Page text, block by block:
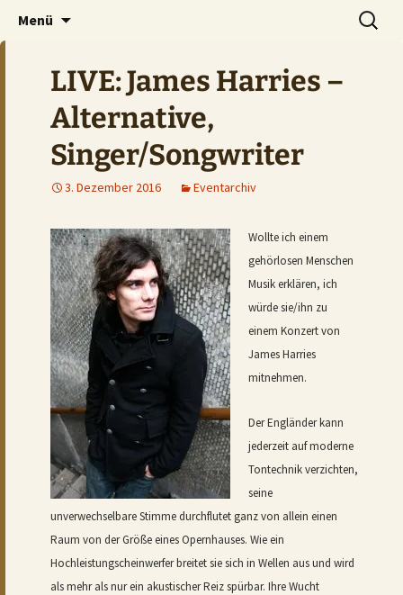
DOMHAN
Der Pub auf dem Ölberg
Menü
Suchen
nach:
LIVE: James Harries –
Alternative,
Singer/Songwriter
3. Dezember 2016 Eventarchiv
Wollte ich einem
gehörlosen Menschen
Musik erklären, ich
würde sie/ihn zu
einem Konzert von
James Harries
mitnehmen.
Der Engländer kann
jederzeit auf moderne
Tontechnik verzichten,
seine
unverwechselbare Stimme durchflutet ganz von allein einen
Raum von der Größe eines Opernhauses. Wie ein
Hochleistungscheinwerfer breitet sie sich in Wellen aus und wird
als mehr als nur ein akustischer Reiz spürbar. Ihre Wucht